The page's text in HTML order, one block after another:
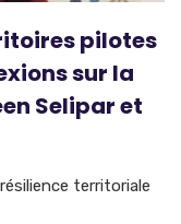
pilotes
sur la
Selipar et
territoriale